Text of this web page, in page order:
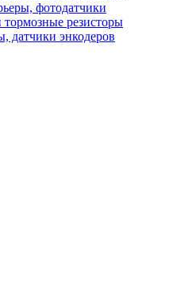
фотодатчики
резисторы
датчики энкодеров